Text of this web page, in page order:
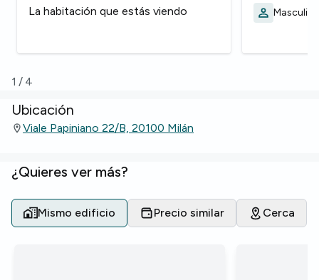
La habitación que estás viendo
1/ 4
Ubicación
Viale Papiniano 22/B, 20100 Milán
¿Quieres ver más?
Mismo edificio Precio similar Cerca